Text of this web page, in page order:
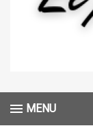
MENU